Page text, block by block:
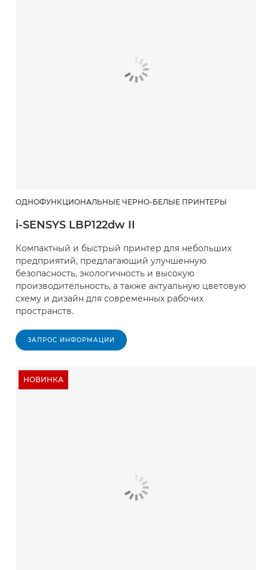
ОДНОФУНКЦИОНАЛЬНЫЕ ЧЕРНО-БЕЛЫЕ ПРИНТЕРЫ
i-SENSYS LBP122dw II
Компактный и быстрый принтер для небольших
предприятий, предлагающий улучшенную
безопасность, экологичность и высокую
производительность, а также актуальную цветовую
схему и дизайн для современных рабочих
пространств.
ЗАПРОС ИНФОРМАЦИИ
НОВИНКА